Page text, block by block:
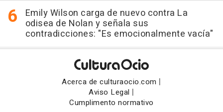
Emily Wilson carga de nuevo contra La
odisea de Nolan y señala sus
contradicciones: "Es emocionalmente vacía"
Acerca de culturaocio.com |
Aviso Legal |
Cumplimento normativo